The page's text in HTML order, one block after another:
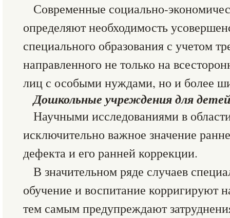
Современные социально-
определяют необходимость
специального образования с учетом
направленного не только на
лиц с особыми нуждами, но и более
Дошкольные учреждениядлядетей
Научными исследованиями в
исключительно важное значение
дефекта и его ранней коррекции.
В значительном ряде случаев
обучение и воспитание корригируют
тем самым предупреждают